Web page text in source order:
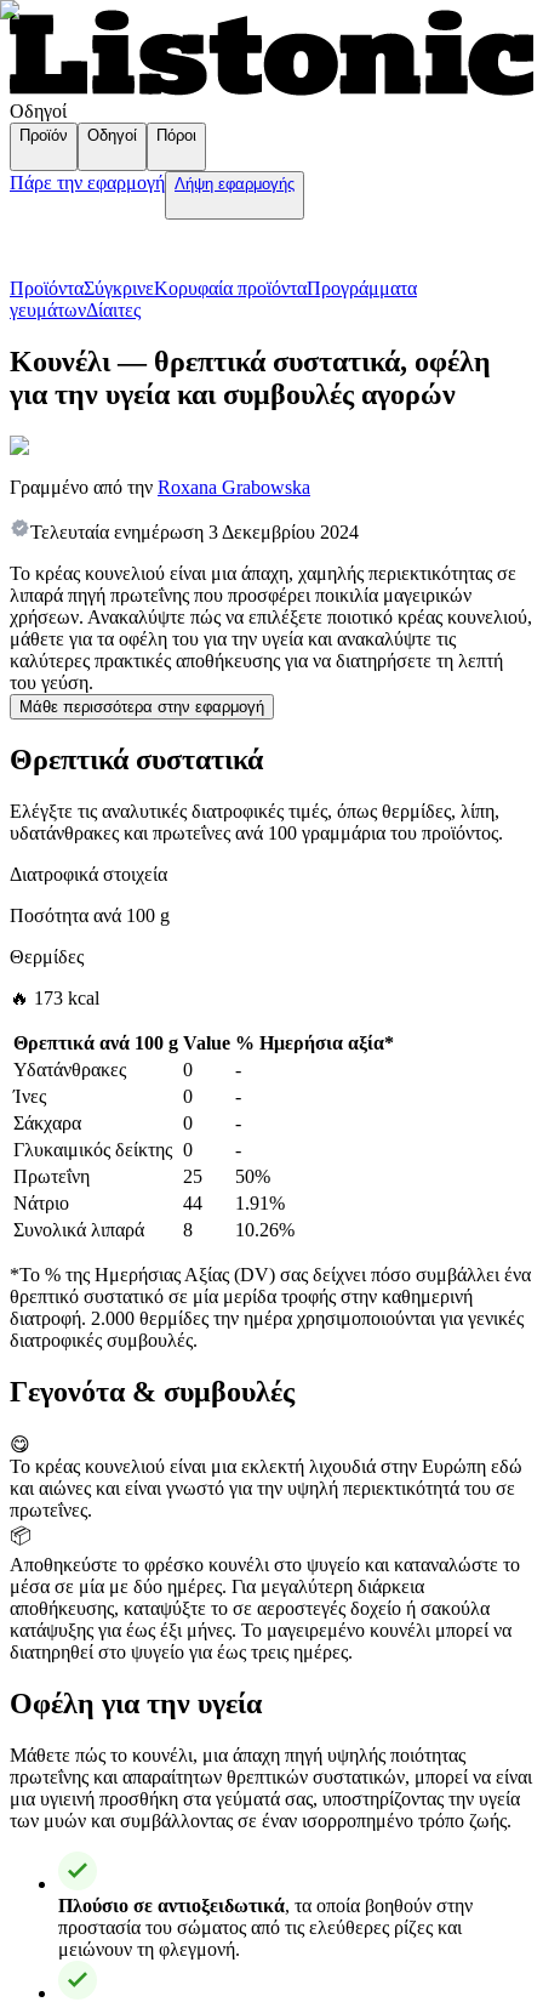
Οδηγοί
Προϊόν Οδηγοί Πόροι
Πάρε την εφαρμογή Λήψη εφαρμογής
ΠροϊόνταΣύγκρινεΚορυφαία προϊόνταПρογράμματα
γευμάτωνΔίαιτες
Κουνέλι — θρεπτικά συστατικά, οφέλη
για την υγεία και συμβουλές αγορών
Γραμμένο από την Roxana Grabowska
Τελευταία ενημέρωση 3 Δεκεμβρίου 2024
Το κρέας κουνελιού είναι μια άπαχη, χαμηλής περιεκτικότητας σε
λιπαρά πηγή πρωτεΐνης που προσφέρει ποικιλία μαγειρικών
χρήσεων. Ανακαλύψτε πώς να επιλέξετε ποιοτικό κρέας κουνελιού,
μάθετε για τα οφέλη του για την υγεία και ανακαλύψτε τις
καλύτερες πρακτικές αποθήκευσης για να διατηρήσετε τη λεπτή
του γεύση.
Μάθε περισσότερα στην εφαρμογή
Θρεπτικά συστατικά
Ελέγξτε τις αναλυτικές διατροφικές τιμές, όπως θερμίδες, λίπη,
υδατάνθρακες και πρωτεΐνες ανά 100 γραμμάρια του προϊόντος.
Διατροφικά στοιχεία
Ποσότητα ανά 100 g
Θερμίδες
🔥 173 kcal
Θρεπτικά ανά 100 g Value % Ημερήσια αξία*
Υδατάνθρακες
0
-
Ίνες
0
-
Σάκχαρα
0
-
Γλυκαιμικός δείκτης 0
-
Πρωτεΐνη
25
50%
Νάτριο
44
1.91%
Συνολικά λιπαρά
8 10.26%
*Το % της Ημερήσιας Αξίας (DV) σας δείχνει πόσο συμβάλλει ένα
θρεπτικό συστατικό σε μία μερίδα τροφής στην καθημερινή
διατροφή. 2.000 θερμίδες την ημέρα χρησιμοποιούνται για γενικές
διατροφικές συμβουλές.
Γεγονότα & συμβουλές
😋
Το κρέας κουνελιού είναι μια εκλεκτή λιχουδιά στην Ευρώπη εδώ
και αιώνες και είναι γνωστό για την υψηλή περιεκτικότητά του σε
πρωτεΐνες.
📦
Αποθηκεύστε το φρέσκο κουνέλι στο ψυγείο και καταναλώστε το
μέσα σε μία με δύο ημέρες. Για μεγαλύτερη διάρκεια
αποθήκευσης, καταψύξτε το σε αεροστεγές δοχείο ή σακούλα
κατάψυξης για έως έξι μήνες. Το μαγειρεμένο κουνέλι μπορεί να
διατηρηθεί στο ψυγείο για έως τρεις ημέρες.
Οφέλη για την υγεία
Μάθετε πώς το κουνέλι, μια άπαχη πηγή υψηλής ποιότητας
πρωτεΐνης και απαραίτητων θρεπτικών συστατικών, μπορεί να είναι
μια υγιεινή προσθήκη στα γεύματά σας, υποστηρίζοντας την υγεία
των μυών και συμβάλλοντας σε έναν ισορροπημένο τρόπο ζωής.
Πλούσιο σε αντιοξειδωτικά, τα οποία βοηθούν στην
προστασία του σώματος από τις ελεύθερες ρίζες και
μειώνουν τη φλεγμονή.